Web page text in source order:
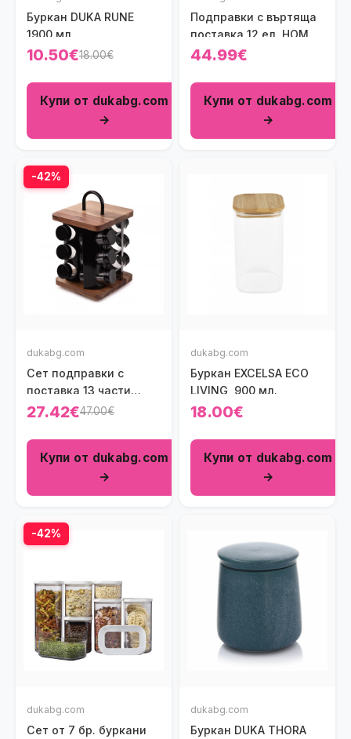
Буркан DUKA RUNE
1900 мл.
10.50€18.00€
Купи от dukabg.com
→
Подправки с въртяща
поставка 12 ел. HOMLA
MONROY
44.99€
Купи от dukabg.com
→
-42%
dukabg.com
Сет подправки с
поставка 13 части
HOMLA LENNЕ
27.42€47.00€
Купи от dukabg.com
→
dukabg.com
Буркан EXCELSA ECO
LIVING, 900 мл.
18.00€
Купи от dukabg.com
→
-42%
dukabg.com
Сет от 7 бр. буркани
dukabg.com
Буркан DUKA THORA